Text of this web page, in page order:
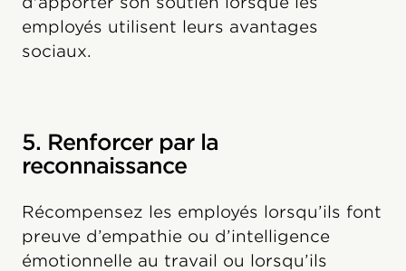
employés utilisent leurs avantages
sociaux.
5. Renforcer par la
reconnaissance
Récompensez les employés lorsqu’ils font
preuve d’empathie ou d’intelligence
émotionnelle au travail ou lorsqu’ils